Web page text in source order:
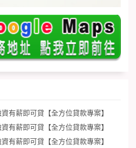
有薪即可貸【全方位貸款專案】
有薪即可貸【全方位貸款專案】
有薪即可貸【全方位貸款專案】